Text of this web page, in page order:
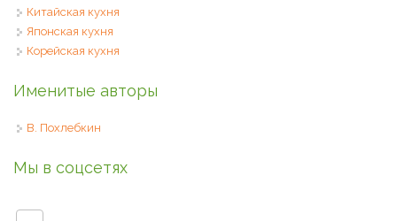
Китайская кухня
Японская кухня
Корейская кухня
Именитые авторы
В. Похлебкин
Мы в соцсетях